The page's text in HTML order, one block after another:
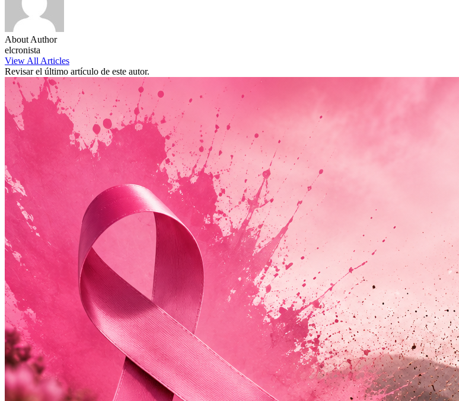
About Author
elcronista
View All Articles
Revisar el último artículo de este autor.